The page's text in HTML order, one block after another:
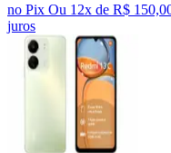
no Pix Ou 12x de R$
juros